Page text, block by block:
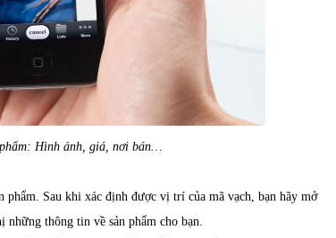
Hình ảnh, giá, nơi bán…
Sau khi xác định được vị trí của mã vạch, bạn hãy mở
thông tin về sản phẩm cho bạn.